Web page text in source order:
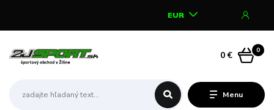
Menu
EUR
0
0 €